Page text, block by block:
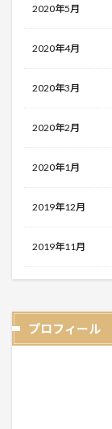
2020年5月
2020年4月
2020年3月
2020年2月
2020年1月
2019年12月
2019年11月
プロフィール